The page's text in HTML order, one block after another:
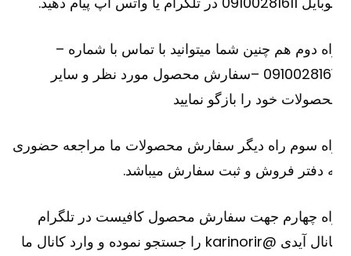
دوم هم چنین شما میتوانید با تماس با شماره –
09100281611 –سفارش محصول مورد نظر و سایر
خود را بازگو نمایید
سوم راه دیگر سفارش محصولات ما مراجعه حضوری
دفتر فروش و ثبت سفارش میباشد.
چهارم جهت سفارش محصول کافیست در تلگرام
کانال آیدی @karinorir را جستجو نموده و وارد کانال ما